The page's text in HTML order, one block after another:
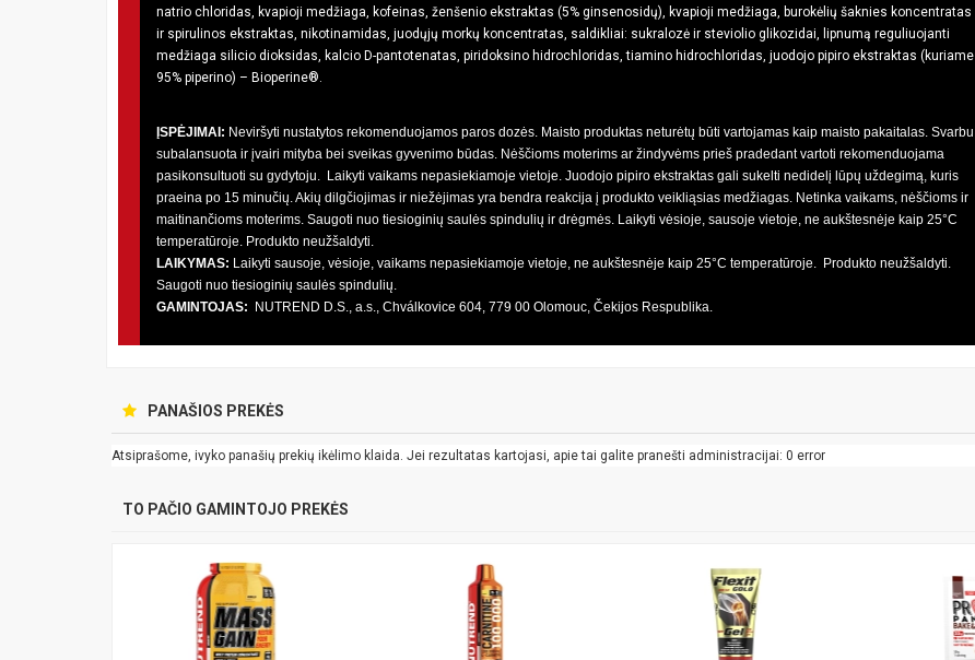
natrio chloridas, kvapioji medžiaga, kofeinas, ženšenio ekstraktas (5% ginsenosidų), kvapioji medžiaga, burokėlių šaknies koncentratas
ir spirulinos ekstraktas, nikotinamidas, juodųjų morkų koncentratas, saldikliai: sukralozė ir steviolio glikozidai, lipnumą reguliuojanti
medžiaga silicio dioksidas, kalcio D-pantotenatas, piridoksino hidrochloridas, tiamino hidrochloridas, juodojo pipiro ekstraktas (kuriame
95% piperino) – Bioperine®.
ĮSPĖJIMAI: Neviršyti nustatytos rekomenduojamos paros dozės. Maisto produktas neturėtų būti vartojamas kaip maisto pakaitalas. Svarbu
subalansuota ir įvairi mityba bei sveikas gyvenimo būdas. Nėščioms moterims ar žindyvėms prieš pradedant vartoti rekomenduojama
pasikonsultuoti su gydytoju. Laikyti vaikams nepasiekiamoje vietoje. Juodojo pipiro ekstraktas gali sukelti nedidelį lūpų uždegimą, kuris
praeina po 15 minučių. Akių dilgčiojimas ir niežėjimas yra bendra reakcija į produkto veikliąsias medžiagas. Netinka vaikams, nėščioms ir
maitinančioms moterims. Saugoti nuo tiesioginių saulės spindulių ir drėgmės. Laikyti vėsioje, sausoje vietoje, ne aukštesnėje kaip 25°C
temperatūroje. Produkto neužšaldyti.
LAIKYMAS: Laikyti sausoje, vėsioje, vaikams nepasiekiamoje vietoje, ne aukštesnėje kaip 25°C temperatūroje. Produkto neužšaldyti.
Saugoti nuo tiesioginių saulės spindulių.
GAMINTOJAS: NUTREND D.S., a.s., Chválkovice 604, 779 00 Olomouc, Čekijos Respublika.
PANAŠIOS PREKĖS
Atsiprašome, ivyko panašių prekių ikėlimo klaida. Jei rezultatas kartojasi, apie tai galite pranešti administracijai: 0 error
TO PAČIO GAMINTOJO PREKĖS